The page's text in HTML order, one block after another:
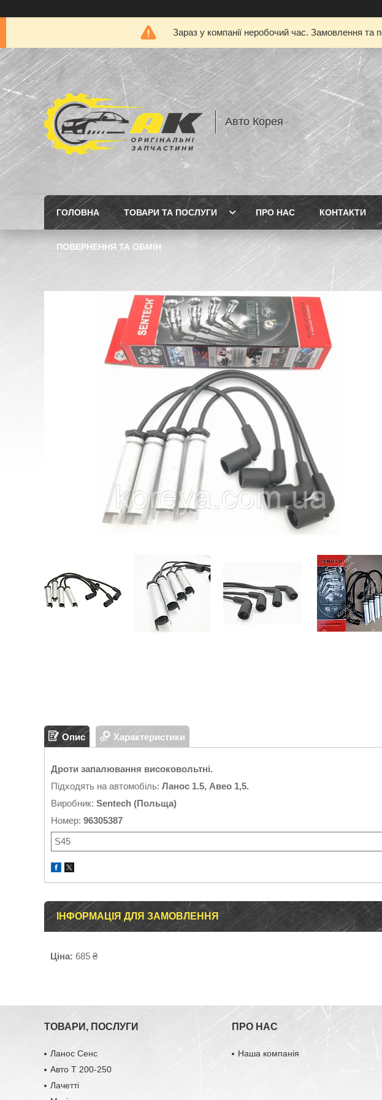
Зараз у компанії неробочий час. Замовлення та
Авто Корея
ГОЛОВНА ТОВАРИ ТА ПОСЛУГИ ПРО НАС КОНТАКТИ
ПОВЕРНЕННЯ ТА ОБМІН
Опис Характеристики
Дроти запалювання високовольтні.
Підходять на автомобіль: Ланос 1.5, Авео 1,5.
Виробник: Sentech (Польща)
Номер: 96305387
S45
ІНФОРМАЦІЯ ДЛЯ ЗАМОВЛЕННЯ
Ціна: 685 ₴
ТОВАРИ, ПОСЛУГИ
Ланос Сенс
Авто Т 200-250
Лачетті
ПРО НАС
Наша компанія